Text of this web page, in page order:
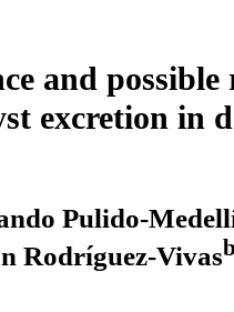
and
excretion in
Pulido-
Rodríguez-Vivas